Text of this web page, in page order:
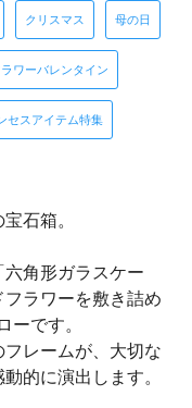
クリスマス 母の日
ラワーバレンタイン
セスアイテム特集
石箱。
角形ガラスケー
ラワーを敷き詰め
ーです。
レームが、大切な
的に演出します。